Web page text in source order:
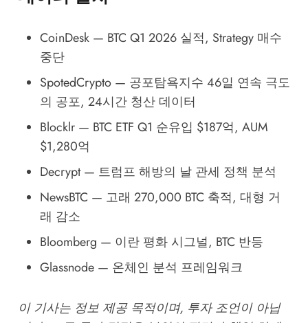
CoinDesk— BTC Q1 2026 실적, Strategy 매수
중단
SpotedCrypto— 공포탐욕지수 46일 연속 극도
의 공포, 24시간 청산 데이터
Blocklr— BTC ETF Q1 순유입 $187억, AUM
$1,280억
Decrypt— 트럼프 해방의 날 관세 정책 분석
NewsBTC — 고래 270,000 BTC 축적, 대형 거
래 감소
Bloomberg — 이란 평화 시그널, BTC 반등
Glassnode— 온체인 분석 프레임워크
이 기사는 정보 제공 목적이며, 투자 조언이 아닙